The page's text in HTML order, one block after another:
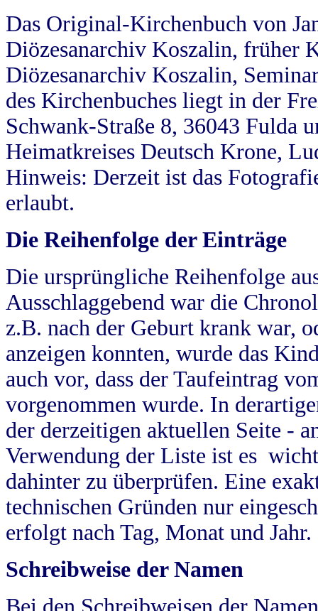
Das Original-Kirchenbuch von
Diözesanarchiv Koszalin, früher
Diözesanarchiv Koszalin,
des Kirchenbuches liegt in der
Schwank-Straße 8, 36043 Fulda
Heimatkreises Deutsch Krone,
Hinweis: Derzeit ist das
erlaubt.
Die Reihenfolge der Einträge
Die ursprüngliche Reihenfolge
Ausschlaggebend war die
z.B. nach der Geburt krank war,
anzeigen konnten, wurde das
auch vor, dass der Taufeintrag
vorgenommen wurde. In
der derzeitigen aktuellen Seite -
Verwendung der Liste ist es
dahinter zu überprüfen. Eine
technischen Gründen nur
erfolgt nach Tag, Monat und Jahr.
Schreibweise der Namen